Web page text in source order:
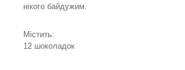
нікого байдужим.
Містить:
12 шоколадок